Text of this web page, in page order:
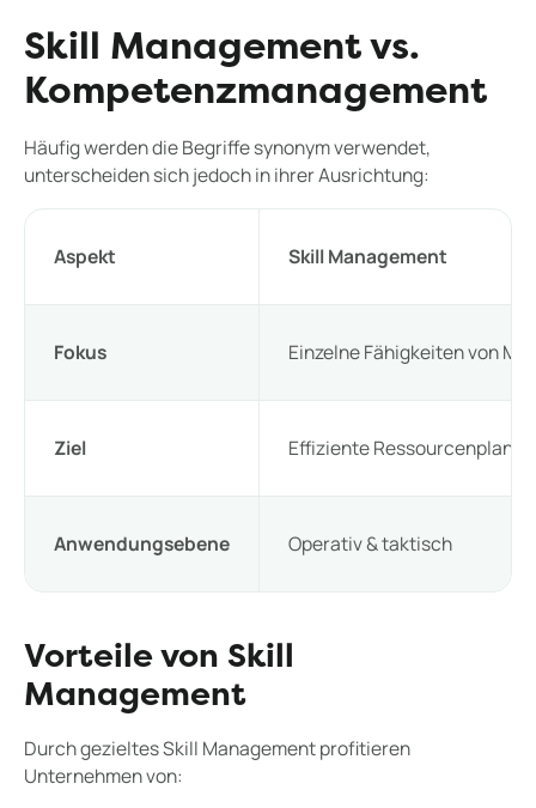
Skill Management vs.
Kompetenzmanagement
Häufig werden die Begriffe synonym verwendet,
unterscheiden sich jedoch in ihrer Ausrichtung:
Aspekt Skill Management
Fokus Einzelne Fähigkeiten von
Ziel Effiziente
Anwendungsebene Operativ & taktisch
Vorteile von Skill
Management
Durch gezieltes Skill Management profitieren
Unternehmen von: